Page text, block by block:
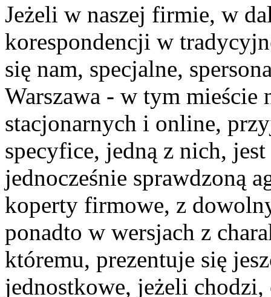
Jeżeli w naszej firmie, w
korespondencji w
się nam, specjalne,
Warszawa - w tym mieście
stacjonarnych i online,
specyfice, jedną z nich,
jednocześnie sprawdzoną
koperty firmowe, z
ponadto w wersjach z
któremu, prezentuje się
jednostkowe, jeżeli